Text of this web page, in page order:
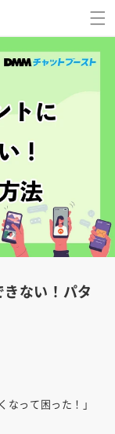
ない！パタ
なって困った！」